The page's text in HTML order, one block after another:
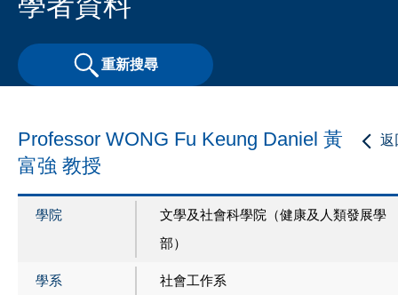
重新搜尋
返
Professor WONG Fu Keung Daniel 黃
富強 教授
學院
文學及社會科學院（健康及人類發展學
部）
學系 社會工作系